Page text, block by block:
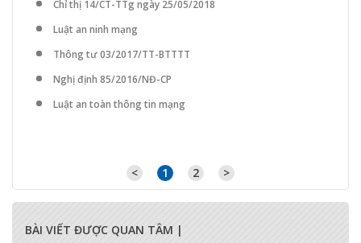
Chỉ thị 14/CT-TTg ngày 25/05/2018
Luật an ninh mạng
Thông tư 03/2017/TT-BTTTT
Nghị định 85/2016/NĐ-CP
Luật an toàn thông tin mạng
< 1 2 >
BÀI VIẾT ĐƯỢC QUAN TÂM |